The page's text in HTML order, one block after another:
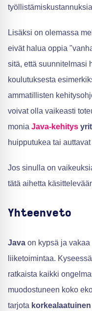
Lisäksi on olemassa
eivät halua oppia
sitä, että suunnitelmasi
koulutuksesta
ammatillisten
voivat olla vaikeasti
monia Java-kehitys
huipputukea tai
Jos sinulla on
tätä aihetta
Yhteenveto
Java on kypsä ja
liiketoimintaa.
ratkaista kaikki
muodostuneen koko
tarjota